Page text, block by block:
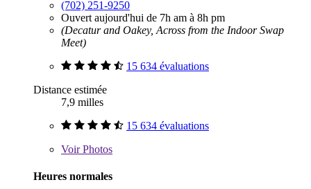
(702) 251-9250
Ouvert aujourd'hui de 7h am à 8h pm
(Decatur and Oakey, Across from the Indoor Swap
Meet)
15 634 évaluations
Distance estimée
7,9 milles
15 634 évaluations
VoirPhotos
Heures normales